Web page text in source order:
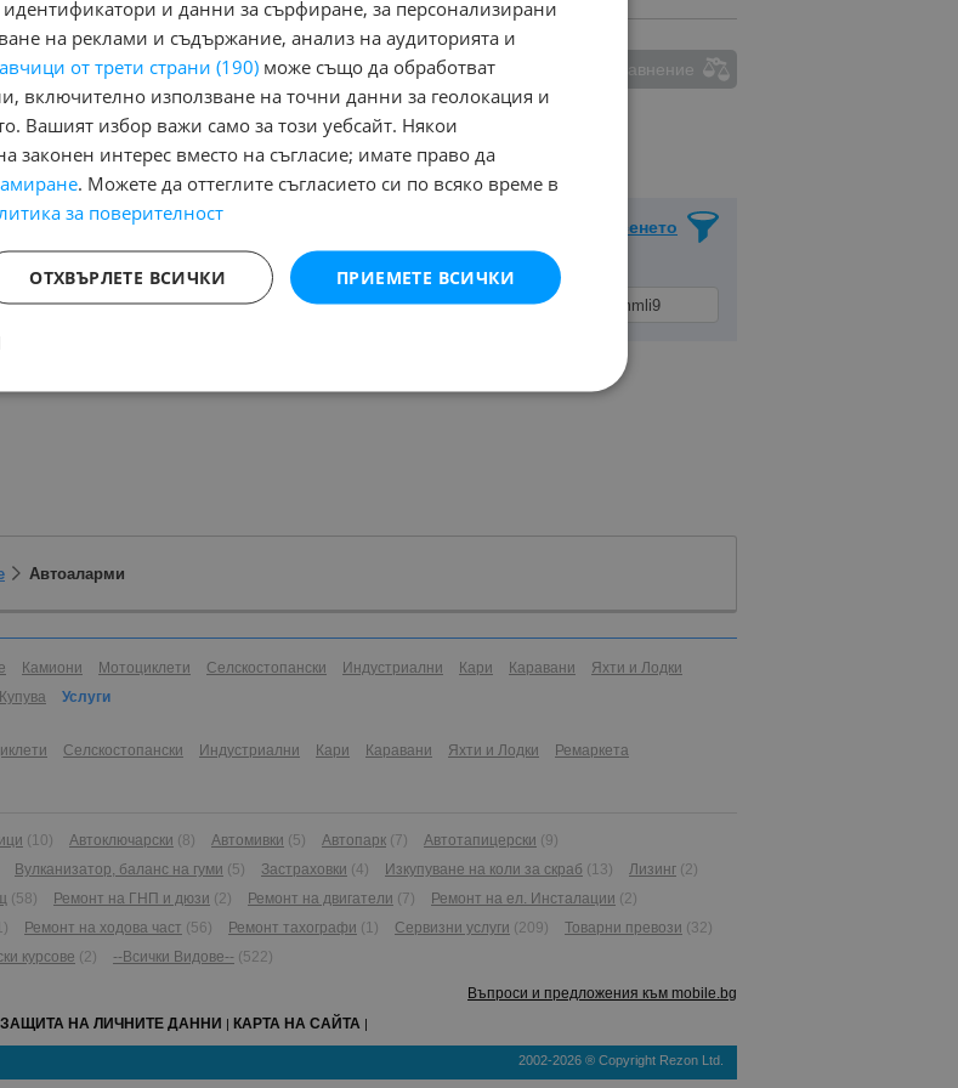
Няма маркирани обяви за печатане Няма маркирани обяви за сравнение
1
Запази Търсенето
Страница на резултата от търсене:
Автоаларми
Камиони Мотоциклети Селскостопански Индустриални Кари Каравани
Яхти и Лодки
Купува Услуги
Селскостопански Индустриални Кари Каравани Яхти и Лодки
Ремаркета
(10) Автоключарски (8) Автомивки (5) Автопарк (7) Автотапицерски (9)
Вулканизатор, баланс на гуми (5) Застраховки (4) Изкупуване на коли за скраб (13) Лизинг (2)
(58) Ремонт на ГНП и дюзи (2) Ремонт на двигатели (7) Ремонт на ел. Инсталации (2)
Ремонт на ходова част (56) Ремонт тахографи (1) Сервизни услуги (209) Товарни превози (32)
курсове (2) --Всички Видове-- (522)
Въпроси и предложения към mobile.bg
ЗАЩИТА НА ЛИЧНИТЕ ДАННИ КАРТА НА САЙТА
2002-2026 ® Copyright Rezon Ltd.
и данни за сърфиране, за персонализирани
на реклами и съдържание, анализ на аудиторията и
от трети страни (190) може също да обработват
включително използване на точни данни за геолокация и
Вашият избор важи само за този уебсайт. Някои
законен интерес вместо на съгласие; имате право да
. Можете да оттеглите съгласието си по всяко време в
за поверителност
ПРИЕМЕТЕ ВСИЧКИ
ОТХВЪРЛЕТЕ ВСИЧКИ